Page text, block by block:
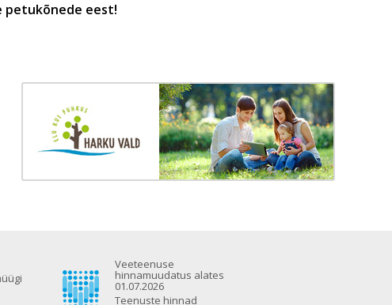
petukõnede eest!
Veeteenuse
hinnamuudatus alates
01.07.2026
Teenuste hinnad